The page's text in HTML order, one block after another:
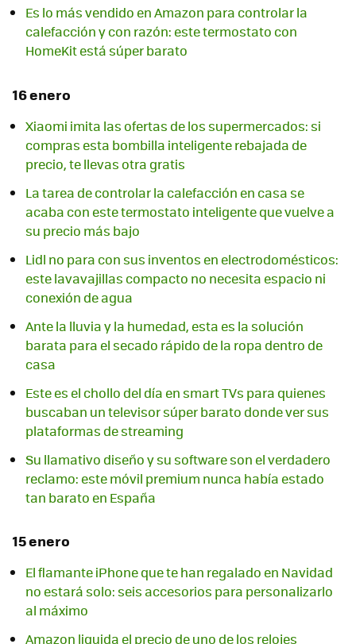
Es lo más vendido en Amazon para controlar la
calefacción y con razón: este termostato con
HomeKit está súper barato
16 enero
Xiaomi imita las ofertas de los supermercados: si
compras esta bombilla inteligente rebajada de
precio, te llevas otra gratis
La tarea de controlar la calefacción en casa se
acaba con este termostato inteligente que vuelve a
su precio más bajo
Lidl no para con sus inventos en electrodomésticos:
este lavavajillas compacto no necesita espacio ni
conexión de agua
Ante la lluvia y la humedad, esta es la solución
barata para el secado rápido de la ropa dentro de
casa
Este es el chollo del día en smart TVs para quienes
buscaban un televisor súper barato donde ver sus
plataformas de streaming
Su llamativo diseño y su software son el verdadero
reclamo: este móvil premium nunca había estado
tan barato en España
15 enero
El flamante iPhone que te han regalado en Navidad
no estará solo: seis accesorios para personalizarlo
al máximo
Amazon liquida el precio de uno de los relojes